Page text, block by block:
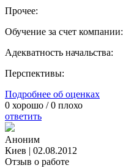
Прочее:
Обучение за счет компании:
Адекватность начальства:
Перспективы:
Подробнее об оценках
0 хорошо /0 плохо
ответить
Аноним
Киев | 02.08.2012
Отзыв о работе